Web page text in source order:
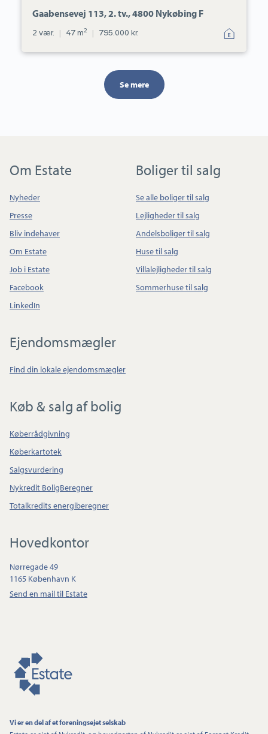
Gaabensevej 113, 2. tv., 4800 Nykøbing F
2 vær. | 47 m2 | 795.000 kr.
Se mere
Om Estate
Nyheder
Presse
Bliv indehaver
Om Estate
Job i Estate
Facebook
LinkedIn
Boliger til salg
Se alle boliger til salg
Lejligheder til salg
Andelsboliger til salg
Huse til salg
Villalejligheder til salg
Sommerhuse til salg
Ejendomsmægler
Find din lokale ejendomsmægler
Køb & salg af bolig
Køberrådgivning
Køberkartotek
Salgsvurdering
Nykredit BoligBeregner
Totalkredits energiberegner
Hovedkontor
Nørregade 49
1165 København K
Send en mail til Estate
Vi er en del af et foreningsejet selskab